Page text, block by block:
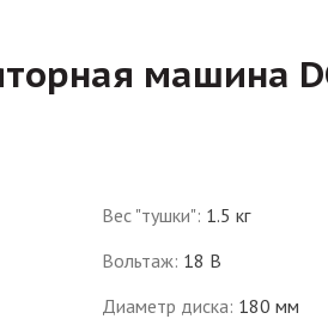
машина
Вес "тушки": 1.5 кг
Вольтаж: 18 В
Диаметр диска: 180 мм